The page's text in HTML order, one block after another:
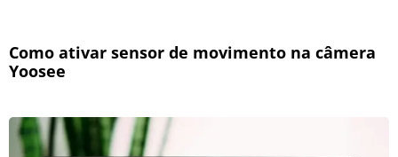
Como ativar sensor de movimento na câmera
Yoosee